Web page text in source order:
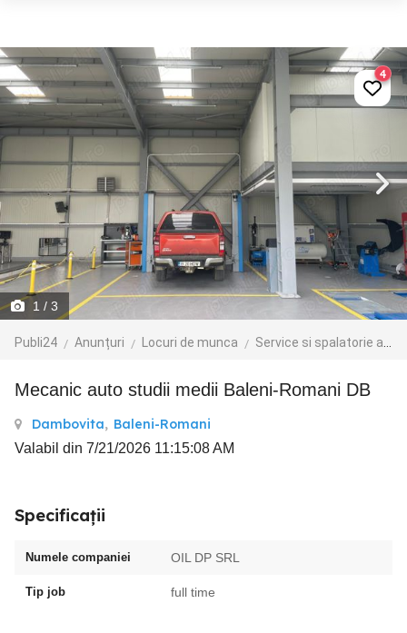
1 / 3
Publi24 Anunțuri Locuri de munca Service si spalatorie auto
4
Mecanic auto studii medii Baleni-Romani DB
Dambovita, Baleni-Romani
Valabil din 7/21/2026 11:15:08 AM
Specificații
Numele companiei OIL DP SRL
Tip job full time